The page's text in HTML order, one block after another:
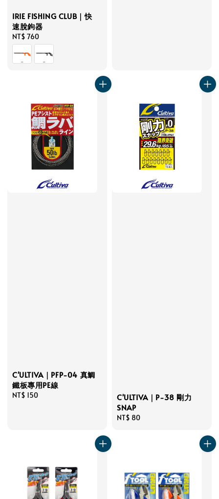
IRIE FISHING CLUB｜快
速脫鉤器
Regular
price
NT$ 760
C'ULTIVA｜PFP-04 真鯛
鐵板專用PE線
Regular
NT$ 150
C'ULTIVA｜P-38 剛力
SNAP
Regular
NT$ 80